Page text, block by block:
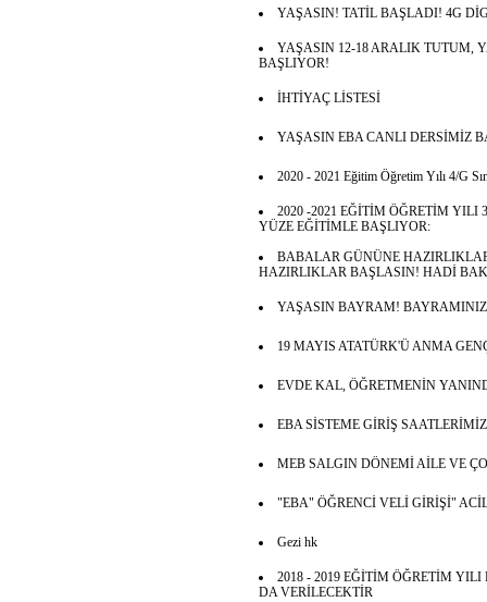
YAŞASIN! TATİL BAŞLADI! 4G
YAŞASIN 12-18 ARALIK TUTUM,
BAŞLIYOR!
İHTİYAÇ LİSTESİ
YAŞASIN EBA CANLI DERSİMİZ
2020 - 2021 Eğitim Öğretim Yılı 4/G
2020 -2021 EĞİTİM ÖĞRETİM YILI
YÜZE EĞİTİMLE BAŞLIYOR:
BABALAR GÜNÜNE
HAZIRLIKLAR BAŞLASIN! HADİ
YAŞASIN BAYRAM!
19 MAYIS ATATÜRK'Ü ANMA
EVDE KAL, ÖĞRETMENİN
EBA SİSTEME GİRİŞ
MEB SALGIN DÖNEMİ AİLE VE
"EBA" ÖĞRENCİ VELİ GİRİŞİ"
Gezi hk
2018 - 2019 EĞİTİM ÖĞRETİM
DA VERİLECEKTİR